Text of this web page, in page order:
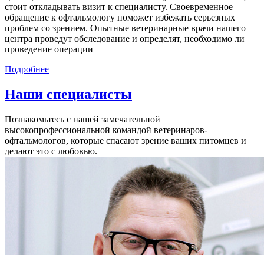
стоит откладывать визит к специалисту. Своевременное
обращение к офтальмологу поможет избежать серьезных
проблем со зрением. Опытные ветеринарные врачи нашего
центра проведут обследование и определят, необходимо ли
проведение операции
Подробнее
Наши специалисты
Познакомьтесь с нашей замечательной
высокопрофессиональной командой ветеринаров-
офтальмологов, которые спасают зрение ваших питомцев и
делают это с любовью.